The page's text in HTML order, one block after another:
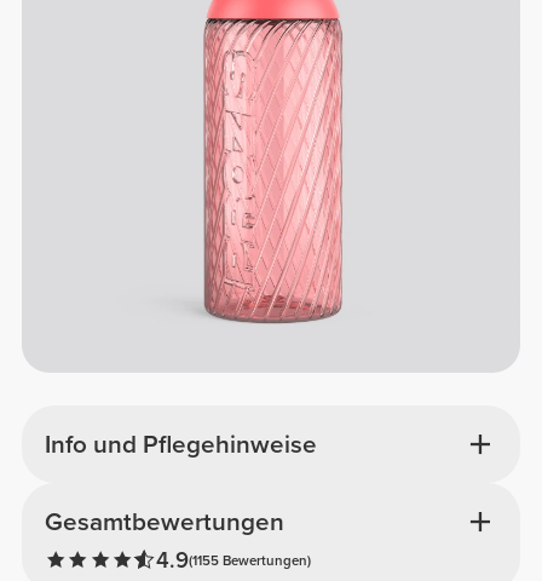
Info und Pflegehinweise
Gesamtbewertungen
4.9(1155 Bewertungen)